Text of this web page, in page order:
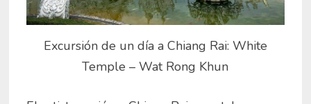
Excursión de un día a Chiang Rai: White
Temple – Wat Rong Khun